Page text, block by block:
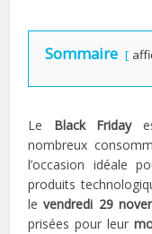
Sommaire
Le Black Friday
nombreux
l’occasion idéale
produits
levendredi 29
prisées pour leur